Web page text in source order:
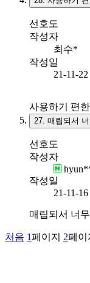
선호도
작성자
최수*
작성일
21-11-22
사용하기 편
27. 매립되서
선호도
작성자
작성일
21-11-16
매립되서 너
처음 1페이지 2페이